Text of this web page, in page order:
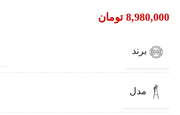
8,980,000 تومان
برند
مدل